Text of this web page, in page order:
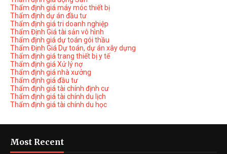
Thẩm định giá máy móc thiết bị
Thẩm định dự án đầu tư
Thẩm định giá tri doanh nghiệp
Thẩm Định Giá tài sản vô hình
Thẩm định giá dự toán gói thầu
Thẩm Định Giá Dự toán, dự án xây dựng
Thẩm định giá trang thiết bị y tế
Thẩm định giá Xử lý nợ
Thẩm định giá nhà xưởng
Thẩm định giá đầu tư
Thẩm định giá tài chính định cư
Thẩm định giá tài chính du lịch
Thẩm định giá tài chính du học
Most Recent